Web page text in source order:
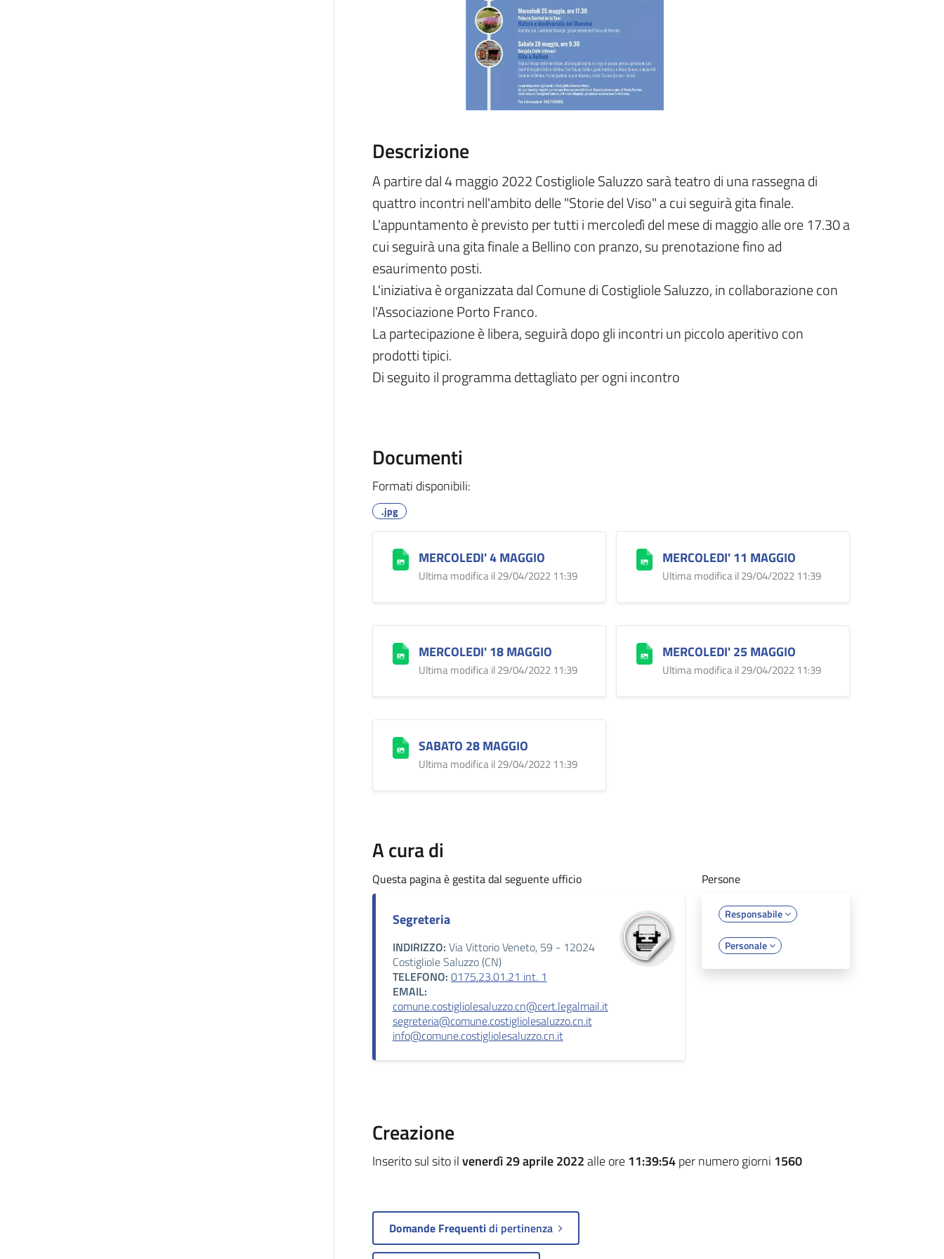
Descrizione
A partire dal 4 maggio 2022 Costigliole Saluzzo sarà teatro di una rassegna di
quattro incontri nell'ambito delle "Storie del Viso" a cui seguirà gita finale.
L'appuntamento è previsto per tutti i mercoledì del mese di maggio alle ore 17.30 a
cui seguirà una gita finale a Bellino con pranzo, su prenotazione fino ad
esaurimento posti.
L'iniziativa è organizzata dal Comune di Costigliole Saluzzo, in collaborazione con
l'Associazione Porto Franco.
La partecipazione è libera, seguirà dopo gli incontri un piccolo aperitivo con
prodotti tipici.
Di seguito il programma dettagliato per ogni incontro
Documenti
Formati disponibili:
.jpg
MERCOLEDI' 4 MAGGIO
Ultima modifica il 29/04/2022 11:39
MERCOLEDI' 11 MAGGIO
Ultima modifica il 29/04/2022 11:39
MERCOLEDI' 18 MAGGIO
Ultima modifica il 29/04/2022 11:39
MERCOLEDI' 25 MAGGIO
Ultima modifica il 29/04/2022 11:39
SABATO 28 MAGGIO
Ultima modifica il 29/04/2022 11:39
A cura di
Questa pagina è gestita dal seguente ufficio
Segreteria
INDIRIZZO: Via Vittorio Veneto, 59 - 12024
Costigliole Saluzzo (CN)
TELEFONO: 0175.23.01.21 int. 1
EMAIL:
comune.costigliolesaluzzo.cn@cert.legalmail.it
segreteria@comune.costigliolesaluzzo.cn.it
info@comune.costigliolesaluzzo.cn.it
Persone
Responsabile
Personale
Creazione
Inserito sul sito ilvenerdì 29 aprile 2022alle ore11:39:54per numero giorni 1560
Domande Frequentidi pertinenza